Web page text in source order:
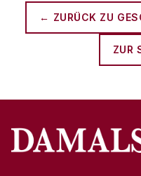
← ZURÜCK ZU
ZUR